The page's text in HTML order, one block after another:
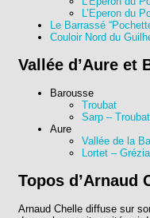
L’Eperon du
Le Barrassé
Couloir Nord du
Vallée d’Aure et
Barousse
Troubat
Sarp –
Aure
Vallée de la
Lortet –
Topos d’Arnaud
Arnaud Chelle diffuse sur